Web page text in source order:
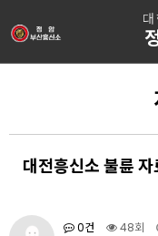
대전흥신소 불륜
0건 48회